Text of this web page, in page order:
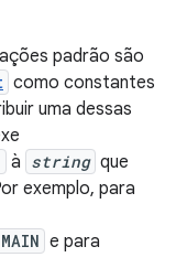
padrão são
como constantes
uma dessas
à string que
exemplo, para
e para